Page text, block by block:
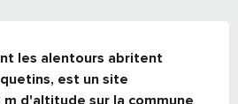
les alentours abritent
est un site